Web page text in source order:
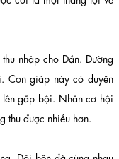
nhập cho Dần. Đường
Con giáp này có duyên
lên gấp bội. Nhân cơ hội
thu được nhiều hơn.